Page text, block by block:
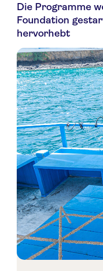
Die Programme
Foundation
hervorhebt